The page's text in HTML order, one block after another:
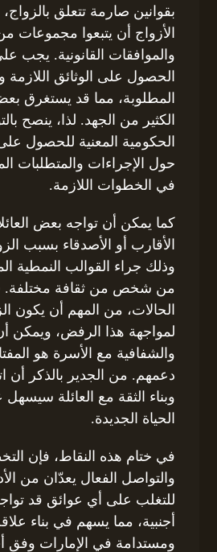
بقوانين صارمة تتعلق
الأزواج أن يتبعوا مجموعات
والموافقات القانونية. يجب
الحصول على الوثائق اللازمة
المطلوبة، مما قد يستغرق
الكثير من الجهد. لذا، ينصح
الحكومية المعنية للحصول
حول الإجراءات والمتطلبات
في الخطوات اللازمة.
كما يمكن أن تواجه بعض
الأقارب أو الأصدقاء بسبب
وذلك جراء القوالب النمطية
من شخص من ثقافة مختلفة.
الحالات، من المهم أن يكون
لمواجهة هذا الرفض، ويمكن أن
والشفافية مع الأسرة هو
دعمهم. من الجدير بالذكر أن
وبناء الثقة مع العائلة
الحياة الجديدة.
في ختام هذه النقاط، فإن
والتواصل الفعال يعدّان من
للتغلب على أي عوائق قد
أجنبية، مما يسهم في بناء
ومستدامة في الإمارات وفق